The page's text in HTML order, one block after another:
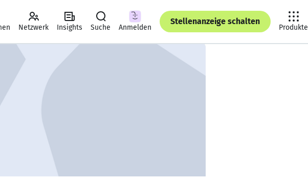
Netzwerk Insights Suche Anmelden
Stellenanzeige schalten
Produkte